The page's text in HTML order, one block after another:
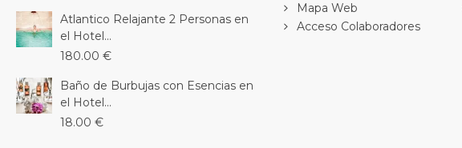
Atlantico Relajante 2 Personas en
el Hotel...
180.00 €
Baño de Burbujas con Esencias en
el Hotel...
18.00 €
Mapa Web
Acceso Colaboradores